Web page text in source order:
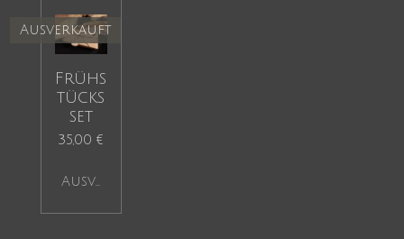
Ausverkauft
Frühs
tücks
set
35,00 €
Ausverkauft